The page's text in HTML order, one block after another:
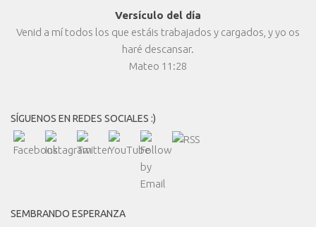
Versículo del día
Venid a mí todos los que estáis trabajados y cargados, y yo os
haré descansar.
Mateo 11:28
SÍGUENOS EN REDES SOCIALES :)
SEMBRANDO ESPERANZA